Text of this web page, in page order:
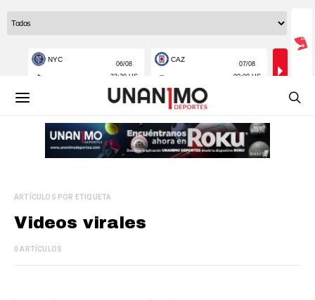
ARTÍCULOS POR ETIQUETA
Videos virales
0 ARTÍCULOS